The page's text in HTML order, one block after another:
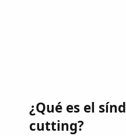
¿Qué es el
cutting?